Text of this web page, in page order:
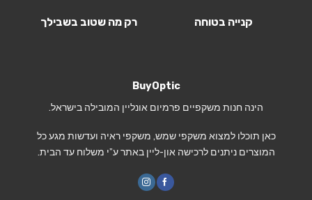
קנייה בטוחה רק מה שטוב בשבילך
BuyOptic
הינה חנות משקפיים פרמיום אונליין המובילה בישראל.
כאן תוכלו למצוא משקפי שמש, משקפי ראיה ועדשות מגע כל
המוצרים ניתנים לרכישה און-ליין באתר ע”י משלוח עד הבית.